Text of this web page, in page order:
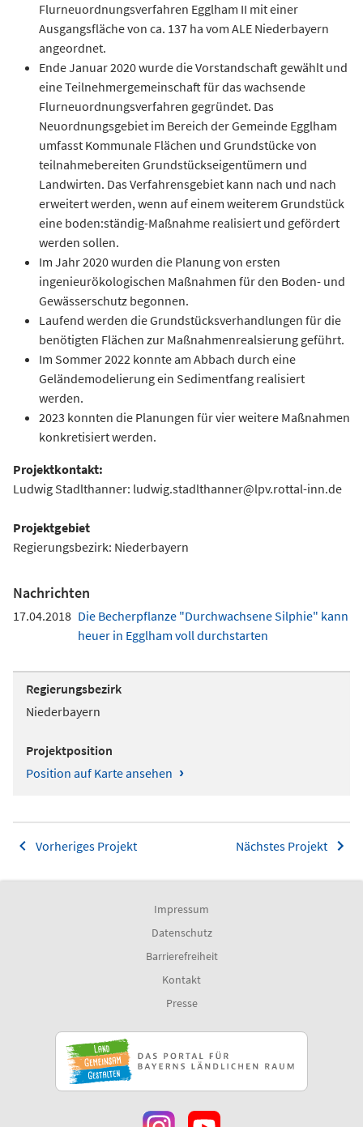
Flurneuordnungsverfahren Egglham II mit einer
Ausgangsfläche von ca. 137 ha vom ALE Niederbayern
angeordnet.
Ende Januar 2020 wurde die Vorstandschaft gewählt und
eine Teilnehmergemeinschaft für das wachsende
Flurneuordnungsverfahren gegründet. Das
Neuordnungsgebiet im Bereich der Gemeinde Egglham
umfasst Kommunale Flächen und Grundstücke von
teilnahmebereiten Grundstückseigentümern und
Landwirten. Das Verfahrensgebiet kann nach und nach
erweitert werden, wenn auf einem weiterem Grundstück
eine boden:ständig-Maßnahme realisiert und gefördert
werden sollen.
Im Jahr 2020 wurden die Planung von ersten
ingenieurökologischen Maßnahmen für den Boden- und
Gewässerschutz begonnen.
Laufend werden die Grundstücksverhandlungen für die
benötigten Flächen zur Maßnahmenrealsierung geführt.
Im Sommer 2022 konnte am Abbach durch eine
Geländemodelierung ein Sedimentfang realisiert
werden.
2023 konnten die Planungen für vier weitere Maßnahmen
konkretisiert werden.
Projektkontakt:
Ludwig Stadlthanner: ludwig.stadlthanner@lpv.rottal-inn.de
Projektgebiet
Regierungsbezirk: Niederbayern
Nachrichten
17.04.2018 Die Becherpflanze "Durchwachsene Silphie" kann
heuer in Egglham voll durchstarten
Regierungsbezirk
Niederbayern
Projektposition
Position auf Karte ansehen ›
Vorheriges Projekt Nächstes Projekt
Impressum
Datenschutz
Barrierefreiheit
Kontakt
Presse